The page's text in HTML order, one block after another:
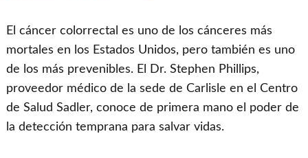
El cáncer colorrectal es uno de los cánceres más
mortales en los Estados Unidos, pero también es uno
de los más prevenibles. El Dr. Stephen Phillips,
proveedor médico de la sede de Carlisle en el Centro
de Salud Sadler, conoce de primera mano el poder de
la detección temprana para salvar vidas.